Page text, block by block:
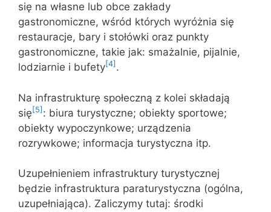
się na własne lub obce zakłady
gastronomiczne, wśród których wyróżnia się
restauracje, bary i stołówki oraz punkty
gastronomiczne, takie jak: smażalnie, pijalnie,
lodziarnie i bufety[4] .
Na infrastrukturę społeczną z kolei składają
się[5] : biura turystyczne; obiekty sportowe;
obiekty wypoczynkowe; urządzenia
rozrywkowe; informacja turystyczna itp.
Uzupełnieniem infrastruktury turystycznej
będzie infrastruktura paraturystyczna (ogólna,
uzupełniająca). Zaliczymy tutaj: środki